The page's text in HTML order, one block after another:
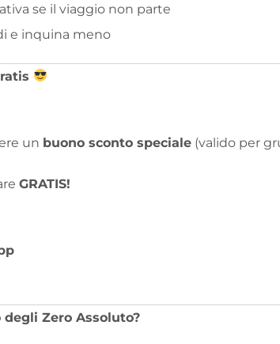
se il viaggio non parte
e inquina meno
un buono sconto speciale (valido per
GRATIS!
Zero Assoluto?